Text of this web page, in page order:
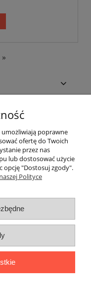
»
24, 42-350
|536 436 436| NIP:
poprawne
ofertę do Twoich
przez nas
lub dostosować użycie
opcję "Dostosuj zgody".
Polityce